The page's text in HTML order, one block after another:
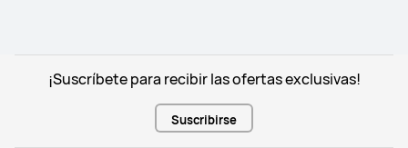
¡Suscríbete para recibir las ofertas exclusivas!
Suscribirse